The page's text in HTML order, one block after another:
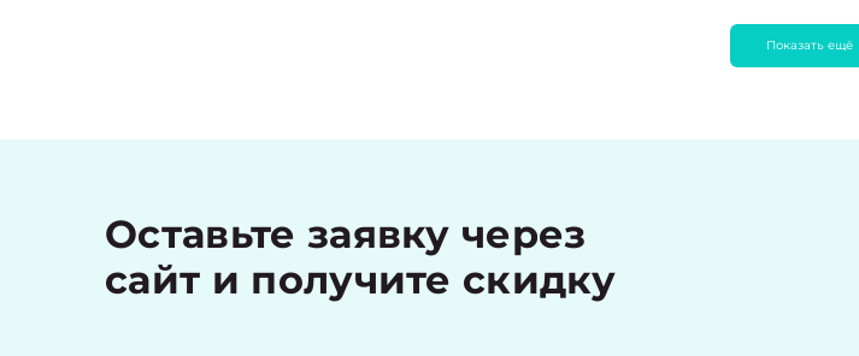
Показать ещё
Оставьте заявку через
сайт и получите скидку